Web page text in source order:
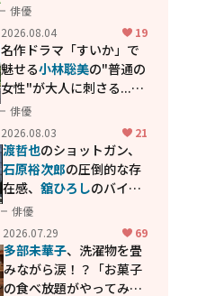
教えてくれた映画「あの
花が咲く丘で、君とまた出
会えたら。」
俳優
2026.08.04
19
名作ドラマ「すいか」で
魅せる小林聡美の"普通の
女性"が大人に刺さる...映
画「かもめ食堂」にも通
じる静かな芝居
俳優
2026.08.03
21
渡哲也のショットガン、
石原裕次郎の圧倒的な存
在感、舘ひろしのバイク
アクション！"大門軍
団"のカッコよさが詰まっ
た「西部警察 PART-II」
俳優
2026.07.29
69
多部未華子、洗濯物を畳
みながら涙！？「お菓子
の食べ放題がやってみた